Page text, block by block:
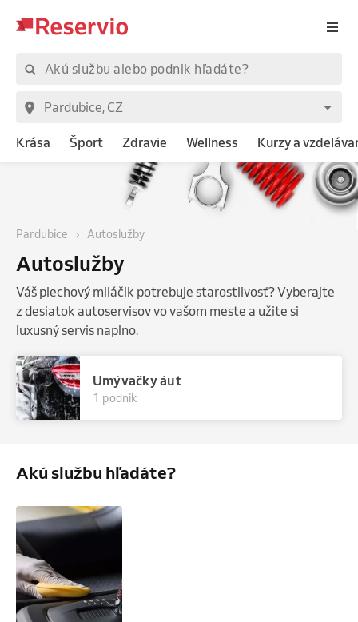
Krása Šport Zdravie Wellness Kurzy a
Pardubice Autoslužby
Autoslužby
Váš plechový miláčik potrebuje starostlivosť? Vyberajte
z desiatok autoservisov vo vašom meste a užite si
luxusný servis naplno.
Umývačky áut
1 podnik
Akú službu hľadáte?